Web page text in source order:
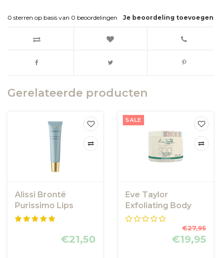
Je beoordeling toevoegen
0 sterren op basis van 0 beoordelingen
Gerelateerde producten
Alissi Brontë
Purissimo Lips
Voluminizer 15 ml
€21,50
SALE
Eve Taylor
Exfoliating Body
Mousse
€27,95
€19,95